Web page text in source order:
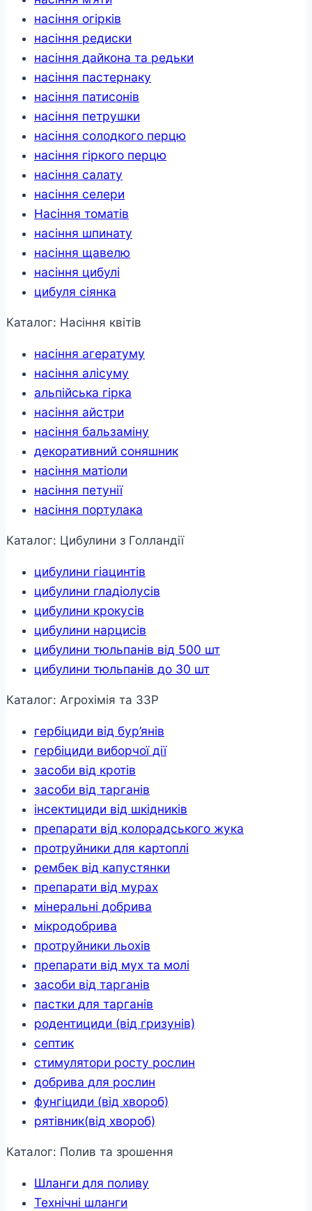
насіння огірків
насіння редиски
насіння дайкона та редьки
насіння пастернаку
насіння патисонів
насіння петрушки
насіння солодкого перцю
насіння гіркого перцю
насіння салату
насіння селери
Насіння томатів
насіння шпинату
насіння щавелю
насіння цибулі
цибуля сіянка
Каталог: Насіння квітів
насіння агератуму
насіння алісуму
альпійська гірка
насіння айстри
насіння бальзаміну
декоративний соняшник
насіння матіоли
насіння петунії
насіння портулака
Каталог: Цибулини з Голландії
цибулини гіацинтів
цибулини гладіолусів
цибулини крокусів
цибулини нарцисів
цибулини тюльпанів від 500 шт
цибулини тюльпанів до 30 шт
Каталог: Агрохімія та ЗЗР
гербіциди від бур’янів
гербіциди виборчої дії
засоби від кротів
засоби від тарганів
інсектициди від шкідників
препарати від колорадського жука
протруйники для картоплі
рембек від капустянки
препарати від мурах
мінеральні добрива
мікродобрива
протруйники льохів
препарати від мух та молі
засоби від тарганів
пастки для тарганів
родентициди (від гризунів)
септик
стимулятори росту рослин
добрива для рослин
фунгіциди (від хвороб)
рятівник(від хвороб)
Каталог: Полив та зрошення
Шланги для поливу
Технічні шланги